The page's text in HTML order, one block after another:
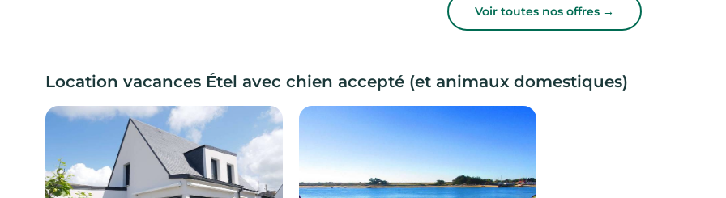
Voir toutes nos offres →
Location vacances Étel avec chien accepté (et animaux domestiques)